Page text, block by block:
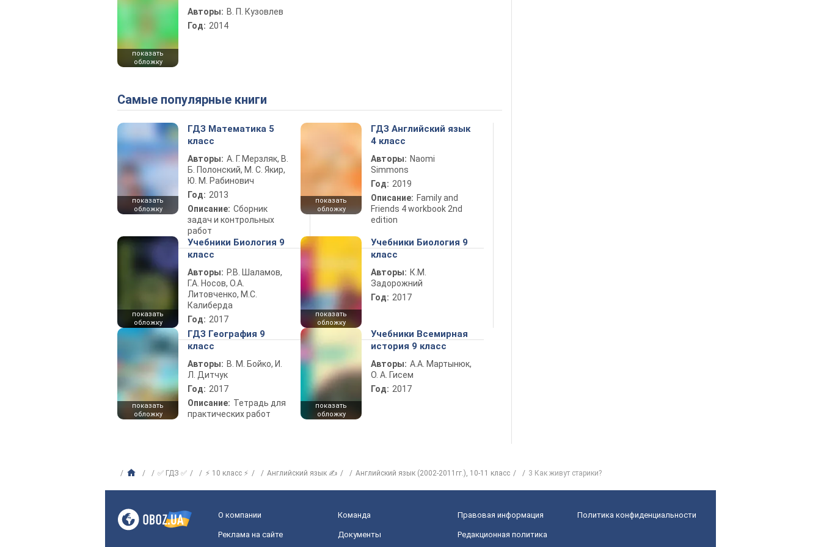
показать
обложку
Авторы: В. П. Кузовлев
Год: 2014
Самые популярные книги
показать
обложку
ГДЗ Математика 5
класс
Авторы: А. Г. Мерзляк, В.
Б. Полонский, М. С. Якир,
Ю. М. Рабинович
Год: 2013
Описание: Сборник
задач и контрольных
работ
показать
обложку
ГДЗ Английский язык
4 класс
Авторы: Naomi
Simmons
Год: 2019
Описание: Family and
Friends 4 workbook 2nd
edition
показать
обложку
Учебники Биология 9
класс
Авторы: Р.В. Шаламов,
Г.А. Носов, О.А.
Литовченко, М.С.
Калиберда
Год: 2017
показать
обложку
Учебники Биология 9
класс
Авторы: К.М.
Задорожний
Год: 2017
показать
обложку
ГДЗ География 9
класс
Авторы: В. М. Бойко, И.
Л. Дитчук
Год: 2017
Описание: Тетрадь для
практических работ
показать
обложку
Учебники Всемирная
история 9 класс
Авторы: А.А. Мартынюк,
О. А. Гисем
Год: 2017
✅ ГДЗ ✅ ⚡ 10 класс ⚡ Английский язык ✍ Английский язык (2002-2011гг.), 10-11 класс 3 Как живут старики?
О компании Команда Правовая информация Политика конфиденциальности
Реклама на сайте Документы Редакционная политика